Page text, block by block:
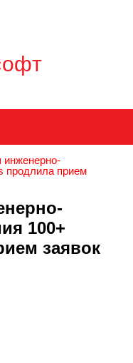
инженерно-
продлила прием
100+
заявок